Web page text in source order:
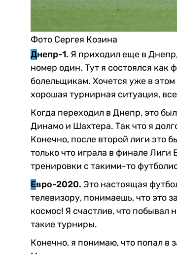
Фото Сергея Козина
Днепр-1. Я приходил еще в
номер один. Тут я состоялся как
болельщикам. Хочется уже в этом
хорошая турнирная ситуация,
Когда переходил в Днепр, это
Динамо и Шахтера. Так что я
Конечно, после второй лиги это
только что играла в финале
тренировки с такими-то
Евро-2020. Это настоящая
телевизору, понимаешь, что это
космос! Я счастлив, что побывал
такие турниры.
Конечно, я понимаю, что попал в